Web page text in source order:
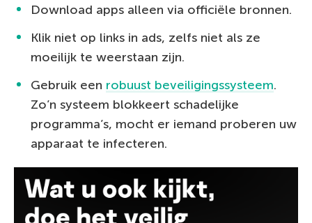
Download apps alleen via officiële bronnen.
Klik niet op links in ads, zelfs niet als ze
moeilijk te weerstaan zijn.
Gebruik een robuust beveiligingssysteem.
Zo’n systeem blokkeert schadelijke
programma’s, mocht er iemand proberen uw
apparaat te infecteren.